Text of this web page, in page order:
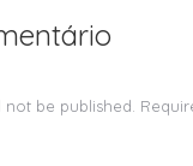
not be published.